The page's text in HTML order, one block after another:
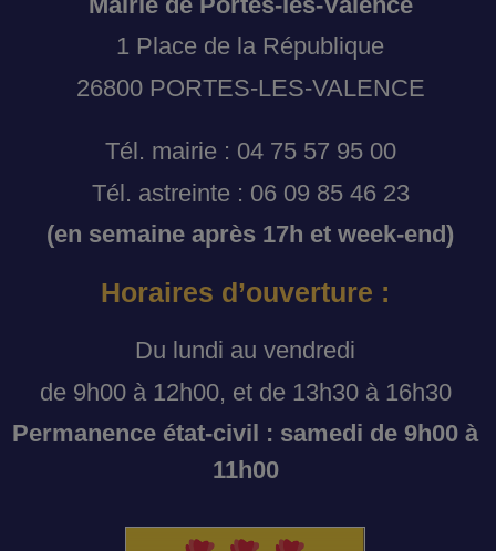
1 Place de la République
26800 PORTES-LES-VALENCE
Tél. mairie : 04 75 57 95 00
Tél. astreinte : 06 09 85 46 23
(en semaine après 17h et week-end)
Horaires d’ouverture :
Du lundi au vendredi
de 9h00 à 12h00, et de 13h30 à 16h30
Permanence état-civil : samedi de 9h00 à
11h00